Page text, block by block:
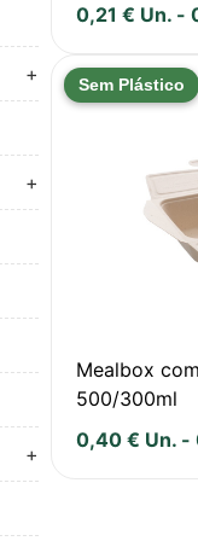
+
+
+
0,21€ Un. -
Sem Plástico
Mealbox
500/300ml
0,40€ Un. -